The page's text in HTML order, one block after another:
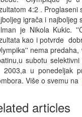
4:2 .
igrača i najboljeg
je Nikola Kukic.
kao i potvrde
nema
subotu
2003,a u ponedeljak
Više o svemu na
articles